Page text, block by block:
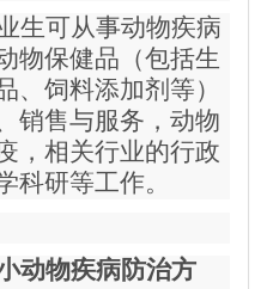
生可从事动物疾病
物保健品（包括生
、饲料添加剂等）
销售与服务，动物
，相关行业的行政
科研等工作。
动物疾病防治方